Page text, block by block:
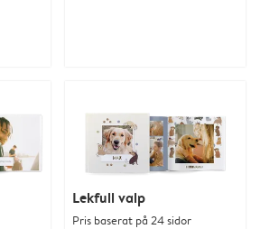
Lekfull valp
Pris baserat på 24 sidor